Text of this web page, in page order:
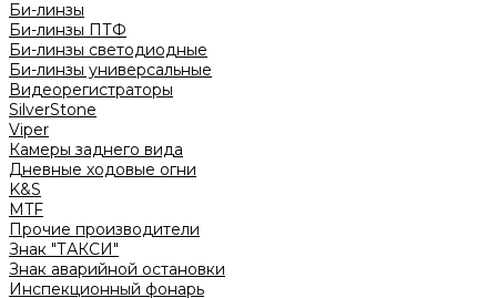
Би-линзы
Би-линзы ПТФ
Би-линзы светодиодные
Би-линзы универсальные
Видеорегистраторы
SilverStone
Viper
Камеры заднего вида
Дневные ходовые огни
K&S
MTF
Прочие производители
Знак "ТАКСИ"
Знак аварийной остановки
Инспекционный фонарь